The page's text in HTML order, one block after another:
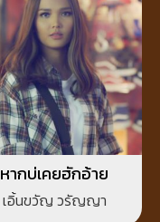
หากบ่เคยฮักอ้าย
เอิ้นขวัญ วรัญญา